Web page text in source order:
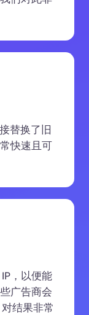
替换了旧
快速且可
，以便能
广告商会
结果非常